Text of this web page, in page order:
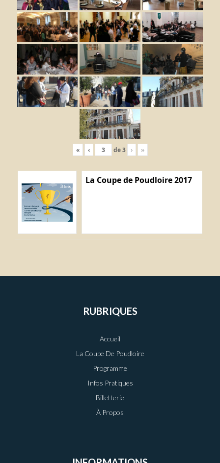
« ‹ de3 › »
La Coupe de Poudloire 2017
RUBRIQUES
Accueil
La Coupe De Poudloire
Programme
Infos Pratiques
Billetterie
À Propos